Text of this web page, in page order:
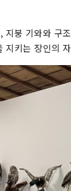
지붕 기와와 구
지키는 장인의